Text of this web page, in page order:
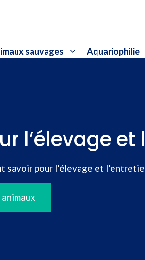
sauvages Aquariophilie
l’élevage et
savoir pour l’élevage et